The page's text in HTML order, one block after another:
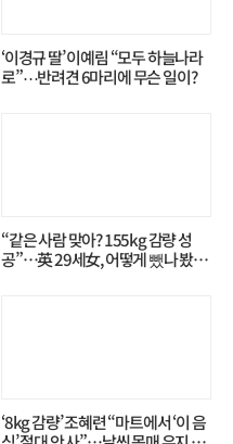
‘이경규 딸’ 이예림 “모두 하늘나라
로”⋯반려견 6마리에 무슨 일이?
“같은 사람 맞아? 155kg 감량 성
공”…英 29세女, 어떻게 뺐나 봤더
‘8kg 감량’ 조혜련 “마트에서 ‘이 음